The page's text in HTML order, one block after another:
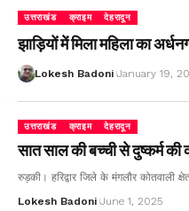
उत्तराखंड क्राइम देहरादून
झाड़ियों में मिला महिला का
Lokesh Badoni January 19,
उत्तराखंड क्राइम देहरादून
सात साल की बच्ची से दुष्कर्म
रुड़की। हरिद्वार जिले के मंगलौर कोतवाली
Lokesh Badoni June 1, 2025